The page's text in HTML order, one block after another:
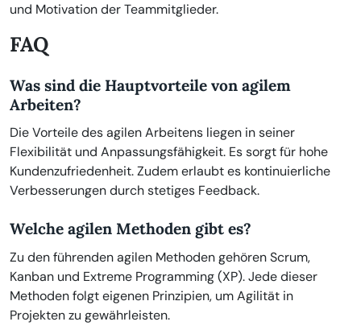
und Motivation der Teammitglieder.
FAQ
Was sind die Hauptvorteile von agilem
Arbeiten?
Die Vorteile des agilen Arbeitens liegen in seiner
Flexibilität und Anpassungsfähigkeit. Es sorgt für hohe
Kundenzufriedenheit. Zudem erlaubt es kontinuierliche
Verbesserungen durch stetiges Feedback.
Welche agilen Methoden gibt es?
Zu den führenden agilen Methoden gehören Scrum,
Kanban und Extreme Programming (XP). Jede dieser
Methoden folgt eigenen Prinzipien, um Agilität in
Projekten zu gewährleisten.